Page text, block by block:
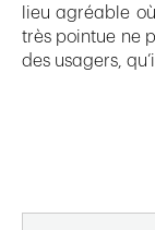
lieu agréable
très pointue ne
des usagers,